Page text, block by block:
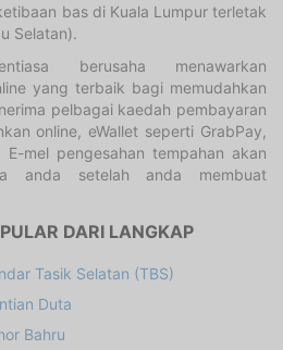
bas di Kuala Lumpur terletak
Selatan).
berusaha menawarkan
yang terbaik bagi memudahkan
pelbagai kaedah pembayaran
online, eWallet seperti GrabPay,
mel pengesahan tempahan akan
anda setelah anda membuat
DARI LANGKAP
Tasik Selatan (TBS)
Duta
Bahru